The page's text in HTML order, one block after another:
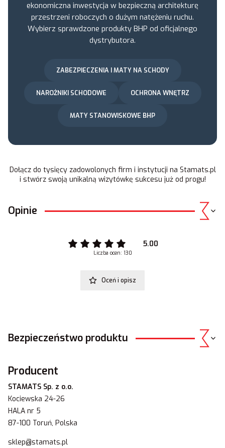
ekonomiczna inwestycja w bezpieczną architekturę
przestrzeni roboczych o dużym natężeniu ruchu.
Wybierz sprawdzone produkty BHP od oficjalnego
dystrybutora.
ZABEZPIECZENIA I MATY NA SCHODY
NAROŻNIKI SCHODOWE OCHRONA WNĘTRZ
MATY STANOWISKOWE BHP
Dołącz do tysięcy zadowolonych firm i instytucji na Stamats.pl
i stwórz swoją unikalną wizytówkę sukcesu już od progu!
Opinie
5.00
Liczba ocen: 130
Oceń i opisz
Bezpieczeństwo produktu
Producent
STAMATS Sp. z o.o.
Kociewska 24-26
HALA nr 5
87-100 Toruń, Polska
sklep@stamats.pl